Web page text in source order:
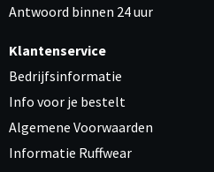
Antwoord binnen 24 uur
Klantenservice
Bedrijfsinformatie
Info voor je bestelt
Algemene Voorwaarden
Informatie Ruffwear